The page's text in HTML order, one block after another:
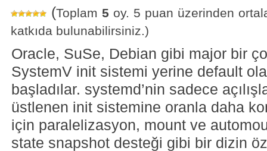
(Toplam 5 oy. 5 puan üzerinden
katkıda bulunabilirsiniz.)
Oracle, SuSe, Debian gibi major bir
SystemV init sistemi yerine default
başladılar. systemd’nin sadece
üstlenen init sistemine oranla daha
için paralelizasyon, mount ve
state snapshot desteği gibi bir dizin